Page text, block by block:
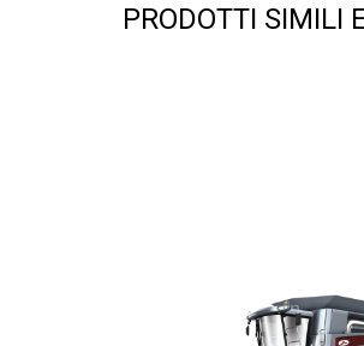
PRODOTTI SIMILI